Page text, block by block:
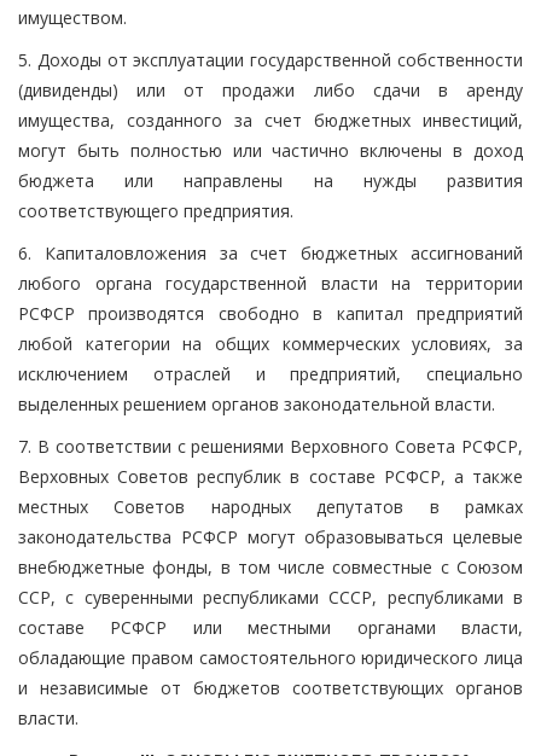
имуществом.
5. Доходы от эксплуатации государственной собственности
(дивиденды) или от продажи либо сдачи в аренду
имущества, созданного за счет бюджетных инвестиций,
могут быть полностью или частично включены в доход
бюджета или направлены на нужды развития
соответствующего предприятия.
6. Капиталовложения за счет бюджетных ассигнований
любого органа государственной власти на территории
РСФСР производятся свободно в капитал предприятий
любой категории на общих коммерческих условиях, за
исключением отраслей и предприятий, специально
выделенных решением органов законодательной власти.
7. В соответствии с решениями Верховного Совета РСФСР,
Верховных Советов республик в составе РСФСР, а также
местных Советов народных депутатов в рамках
законодательства РСФСР могут образовываться целевые
внебюджетные фонды, в том числе совместные с Союзом
ССР, с суверенными республиками СССР, республиками в
составе РСФСР или местными органами власти,
обладающие правом самостоятельного юридического лица
и независимые от бюджетов соответствующих органов
власти.